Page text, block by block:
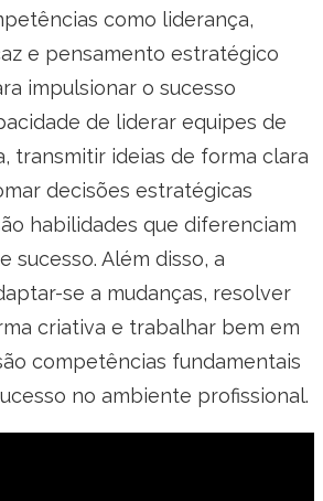
como liderança,
e pensamento estratégico
impulsionar o sucesso
de liderar equipes de
transmitir ideias de forma clara
decisões estratégicas
habilidades que diferenciam
sucesso. Além disso, a
se a mudanças, resolver
criativa e trabalhar bem em
competências fundamentais
no ambiente profissional.